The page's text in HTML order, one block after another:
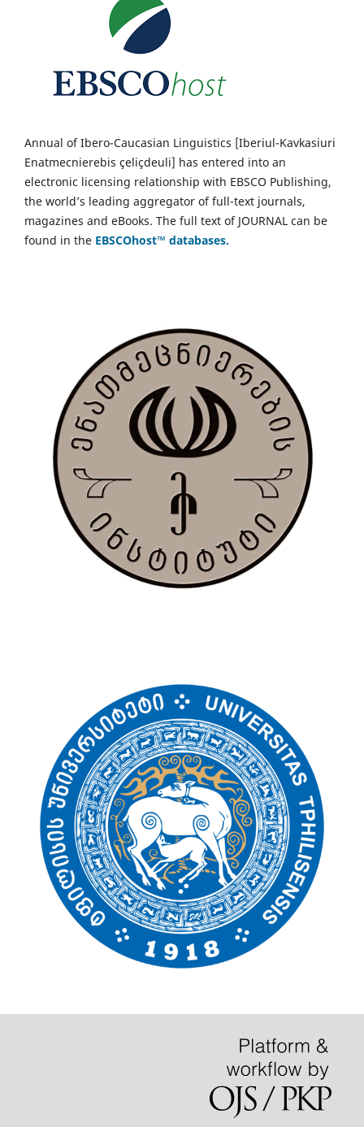
Annual of Ibero-Caucasian Linguistics [Iberiul-Kavkasiuri
Enatmecnierebis çeliçdeuli] has entered into an
electronic licensing relationship with EBSCO Publishing,
the world’s leading aggregator of full-text journals,
magazines and eBooks. The full text of JOURNAL can be
found in the EBSCOhost™ databases.